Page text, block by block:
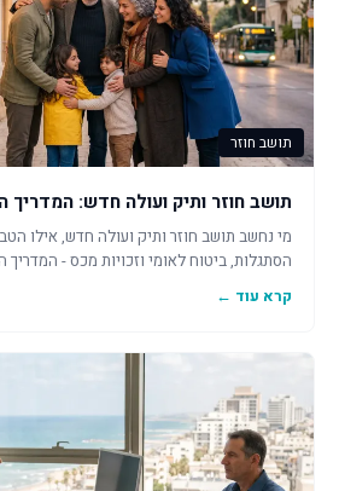
תושב חוזר
תושב חוזר ותיק ועולה חדש: המדריך
מי נחשב תושב חוזר ותיק ועולה חדש, אילו
הסתגלות, ביטוח לאומי וזכויות מכס - המדריך
קרא עוד ←